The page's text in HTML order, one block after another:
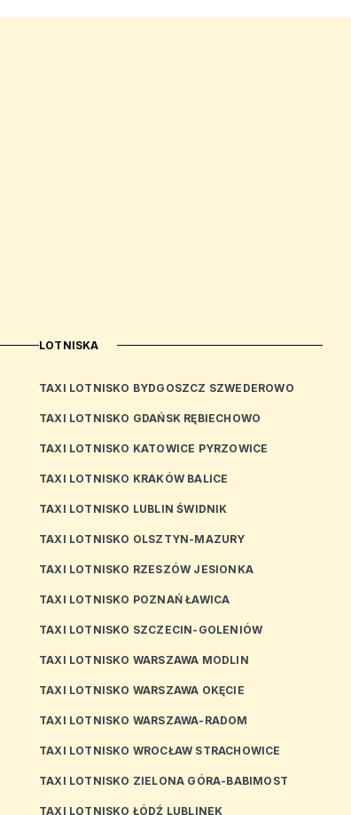
LOTNISKA
TAXI LOTNISKO BYDGOSZCZ SZWEDEROWO
TAXI LOTNISKO GDAŃSK RĘBIECHOWO
TAXI LOTNISKO KATOWICE PYRZOWICE
TAXI LOTNISKO KRAKÓW BALICE
TAXI LOTNISKO LUBLIN ŚWIDNIK
TAXI LOTNISKO OLSZTYN-MAZURY
TAXI LOTNISKO RZESZÓW JESIONKA
TAXI LOTNISKO POZNAŃ ŁAWICA
TAXI LOTNISKO SZCZECIN-GOLENIÓW
TAXI LOTNISKO WARSZAWA MODLIN
TAXI LOTNISKO WARSZAWA OKĘCIE
TAXI LOTNISKO WARSZAWA-RADOM
TAXI LOTNISKO WROCŁAW STRACHOWICE
TAXI LOTNISKO ZIELONA GÓRA-BABIMOST
TAXI LOTNISKO ŁÓDŹ LUBLINEK